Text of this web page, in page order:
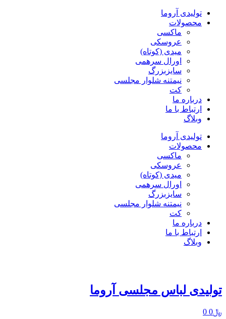
پرش
تولیدی آروما
محصولات
ماکسی
عروسکی
میدی (کوتاه)
اورال سرهمی
سایزبزرگ
نیمتنه شلوار مجلسی
کت
درباره ما
ارتباط با ما
وبلاگ
تولیدی آروما
محصولات
ماکسی
عروسکی
میدی (کوتاه)
اورال سرهمی
سایزبزرگ
نیمتنه شلوار مجلسی
کت
درباره ما
ارتباط با ما
وبلاگ
تولیدی لباس مجلسی آروما
﷼0
0